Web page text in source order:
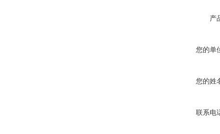
产
您的单
您的姓
联系电